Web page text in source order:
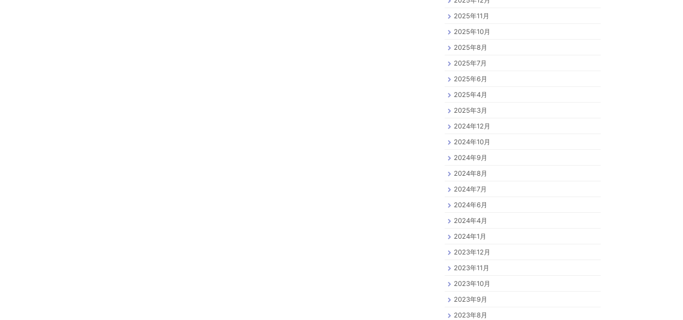
2025年11月
2025年10月
2025年8月
2025年7月
2025年6月
2025年4月
2025年3月
2024年12月
2024年10月
2024年9月
2024年8月
2024年7月
2024年6月
2024年4月
2024年1月
2023年12月
2023年11月
2023年10月
2023年9月
2023年8月